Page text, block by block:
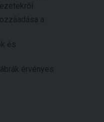
a
és
érvényes